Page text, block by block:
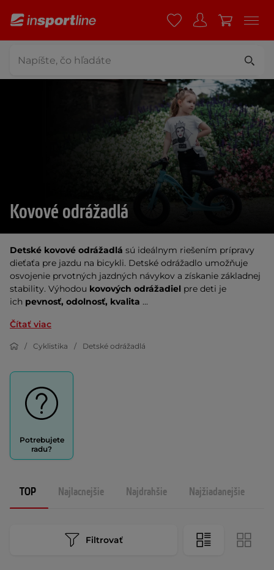
Kovové odrážadlá
Detské kovové odrážadlá sú ideálnym riešením prípravy
dieťaťa pre jazdu na bicykli. Detské odrážadlo umožňuje
osvojenie prvotných jazdných návykov a získanie základnej
stability. Výhodou kovových odrážadiel pre deti je
ich pevnosť, odolnosť, kvalita ...
Čítať viac
Cyklistika Detské odrážadlá
Potrebujete
radu?
TOP Najlacnejšie Najdrahšie Najžiadanejšie
Filtrovať